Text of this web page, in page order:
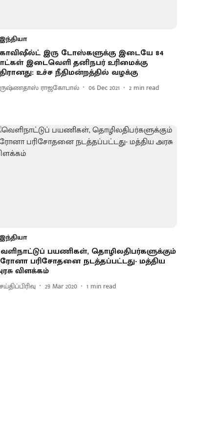
இரு டோஸ்களுக்கு இடையே 84
இடைவெளி தனிநபர் உரிமைக்கு
உச்ச நீதிமன்றத்தில் வழக்கு
ராஜகோபால் 06 Dec 2021 2 min read
பயணிகள், தொழிலதிபர்களுக்கும்
பரிசோதனை நடத்தப்பட்டது- மத்திய
விளக்கம்
29 Mar 2020 1 min read